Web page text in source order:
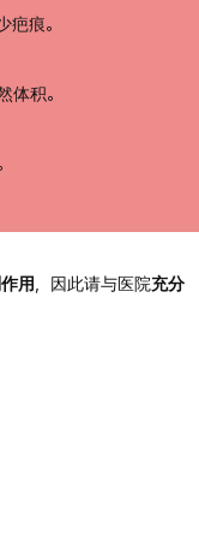
痕。
体积。
用 ，因此请与医院充分